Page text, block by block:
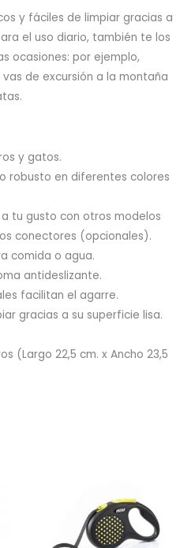
y fáciles de limpiar gracias a
el uso diario, también te los
ocasiones: por ejemplo,
de excursión a la montaña
y gatos.
robusto en diferentes colores
tu gusto con otros modelos
conectores (opcionales).
comida o agua.
antideslizante.
facilitan el agarre.
gracias a su superficie lisa.
(Largo 22,5 cm. x Ancho 23,5